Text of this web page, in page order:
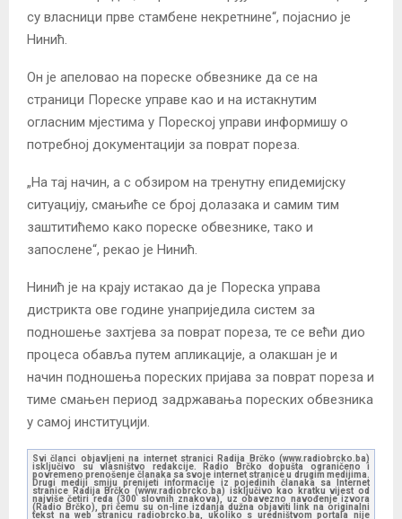
су власници прве стамбене некретнине“, појаснио је
Нинић.
Он је апеловао на пореске обвезнике да се на
страници Пореске управе као и на истакнутим
огласним мјестима у Пореској управи информишу о
потребној документацији за поврат пореза.
„На тај начин, а с обзиром на тренутну епидемијску
ситуацију, смањиће се број долазака и самим тим
заштитићемо како пореске обвезнике, тако и
запослене“, рекао је Нинић.
Нинић је на крају истакао да је Пореска управа
дистрикта ове године унаприједила систем за
подношење захтјева за поврат пореза, те се већи дио
процеса обавља путем апликације, а олакшан је и
начин подношења пореских пријава за поврат пореза и
тиме смањен период задржавања пореских обвезника
у самој институцији.
Svi članci objavljeni na internet stranici Radija Brčko (www.radiobrcko.ba)
isključivo su vlasništvo redakcije. Radio Brčko dopušta ograničeno i
povremeno prenošenje članaka sa svoje internet stranice u drugim medijima.
Drugi mediji smiju prenijeti informacije iz pojedinih članaka sa Internet
stranice Radija Brčko (www.radiobrcko.ba) isključivo kao kratku vijest od
najviše četiri reda (300 slovnih znakova), uz obavezno navođenje izvora
(Radio Brčko), pri čemu su on-line izdanja dužna objaviti link na originalni
tekst na web stranicu radiobrcko.ba, ukoliko s uredništvom portala nije